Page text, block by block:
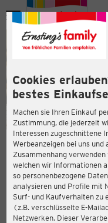
Cookies
bestes
Machen sie Ihren Einkauf
Zustimmung, die jederzeit
Interessen zugeschnittene
Werbeanzeigen bei uns
Zusammenhang
welchen wir Informationen
so personenbezogene
analysieren und Profile mit
Surf- und Kaufverhalten zu
(z.B. verschlüsselte E-
Netzwerken. Dieser
Menü